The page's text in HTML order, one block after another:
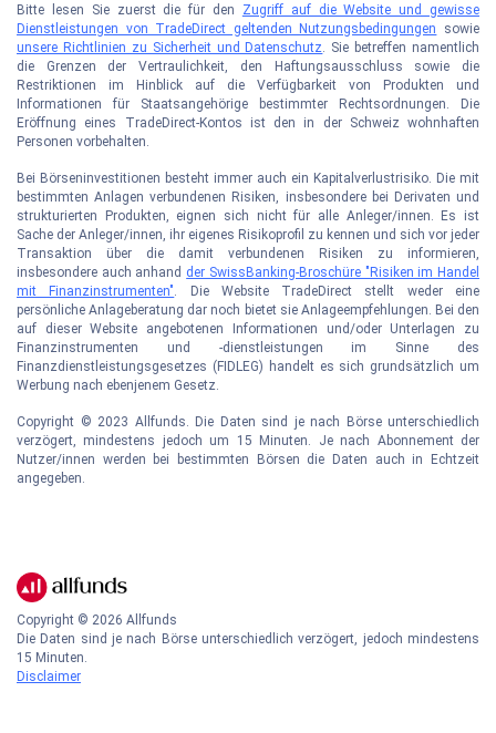
Bitte lesen Sie zuerst die für den Zugriff auf die Website und gewisse
Dienstleistungen von TradeDirect geltenden Nutzungsbedingungen
sowie
unsere Richtlinien zu Sicherheit und Datenschutz. Sie betreffen namentlich
die Grenzen der Vertraulichkeit, den Haftungsausschluss sowie die
Restriktionen im Hinblick auf die Verfügbarkeit von Produkten und
Informationen für Staatsangehörige bestimmter Rechtsordnungen. Die
Eröffnung eines TradeDirect-Kontos ist den in der Schweiz wohnhaften
Personen vorbehalten.
Bei Börseninvestitionen besteht immer auch ein Kapitalverlustrisiko. Die mit
bestimmten Anlagen verbundenen Risiken, insbesondere bei Derivaten und
strukturierten Produkten, eignen sich nicht für alle Anleger/innen. Es ist
Sache der Anleger/innen, ihr eigenes Risikoprofil zu kennen und sich vor jeder
Transaktion über die damit verbundenen Risiken zu informieren,
insbesondere auch anhand der SwissBanking-Broschüre "Risiken im Handel
mit Finanzinstrumenten". Die Website TradeDirect stellt weder eine
persönliche Anlageberatung dar noch bietet sie Anlageempfehlungen. Bei den
auf dieser Website angebotenen Informationen und/oder Unterlagen zu
Finanzinstrumenten und -dienstleistungen im Sinne des
Finanzdienstleistungsgesetzes (FIDLEG) handelt es sich grundsätzlich um
Werbung nach ebenjenem Gesetz.
Copyright © 2023 Allfunds. Die Daten sind je nach Börse unterschiedlich
verzögert, mindestens jedoch um 15 Minuten. Je nach Abonnement der
Nutzer/innen werden bei bestimmten Börsen die Daten auch in Echtzeit
angegeben.
Copyright © 2026 Allfunds
Die Daten sind je nach Börse unterschiedlich verzögert, jedoch mindestens
15 Minuten.
Disclaimer